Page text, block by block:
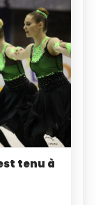
tenu à